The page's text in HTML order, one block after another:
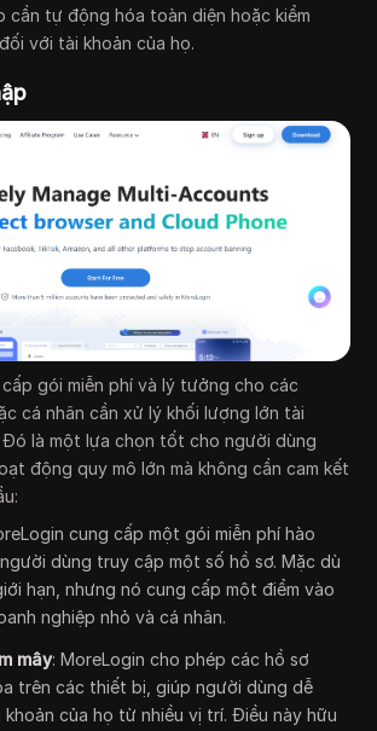
cần tự động hóa toàn diện hoặc kiểm
với tài khoản của họ.
gói miễn phí và lý tưởng cho các
cá nhân cần xử lý khối lượng lớn tài
là một lựa chọn tốt cho người dùng
động quy mô lớn mà không cần cam kết
cung cấp một gói miễn phí hào
dùng truy cập một số hồ sơ. Mặc dù
hạn, nhưng nó cung cấp một điểm vào
nghiệp nhỏ và cá nhân.
mây: MoreLogin cho phép các hồ sơ
trên các thiết bị, giúp người dùng dễ
của họ từ nhiều vị trí. Điều này hữu